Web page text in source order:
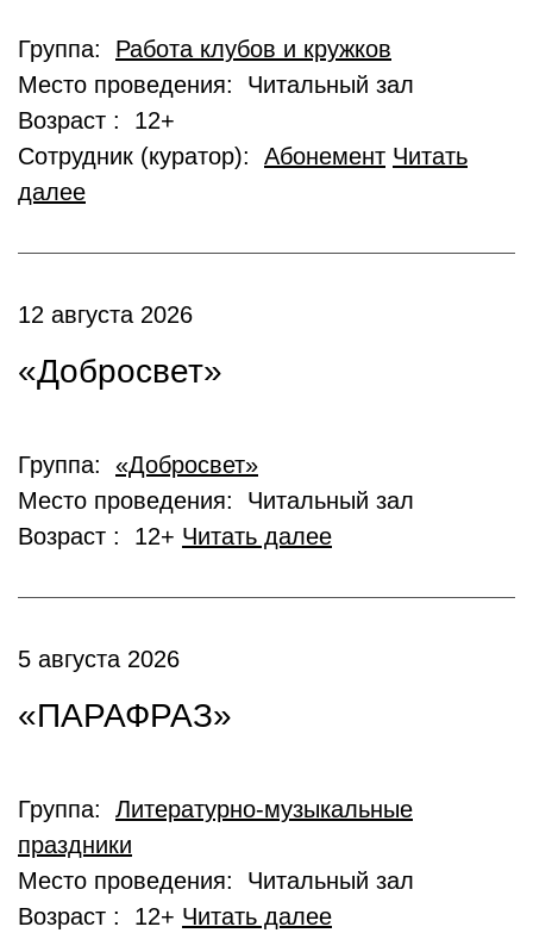
Группа: Работа клубов и кружков
Место проведения: Читальный зал
Возраст : 12+
Сотрудник (куратор): Абонемент Читать
далее
12 августа 2026
«Добросвет»
Группа: «Добросвет»
Место проведения: Читальный зал
Возраст : 12+ Читать далее
5 августа 2026
«ПАРАФРАЗ»
Группа: Литературно-музыкальные
праздники
Место проведения: Читальный зал
Возраст : 12+ Читать далее